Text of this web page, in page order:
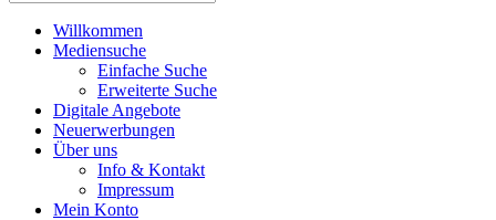
Willkommen
Mediensuche
Einfache Suche
Erweiterte Suche
Digitale Angebote
Neuerwerbungen
Über uns
Info & Kontakt
Impressum
Mein Konto